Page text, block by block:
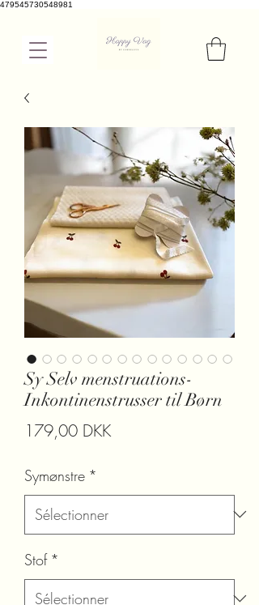
479545730548981
Sy Selv menstruations-
Inkontinenstrusser til Børn
179,00 DKKPrix
Symønstre *
Stof *